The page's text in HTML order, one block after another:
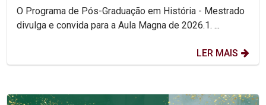
O Programa de Pós-Graduação em História - Mestrado
divulga e convida para a Aula Magna de 2026.1. ...
LER MAIS